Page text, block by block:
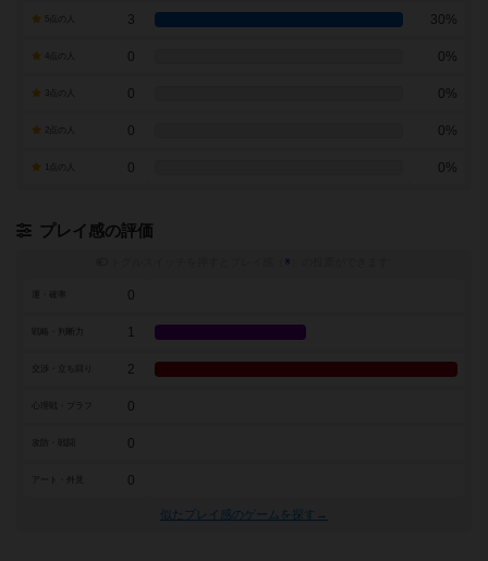
3 30%
0 0%
0 0%
0 0%
0 0%
プレイ感の評価
※
0
戦略・判断力 1
2
0
0
アート・外見 0
似たプレイ感のゲームを探す→